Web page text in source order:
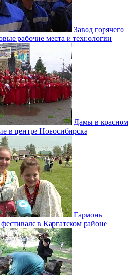
Завод горячего
рабочие места и технологии
Дамы в красном
в центре Новосибирска
Гармонь
в Каргатском районе